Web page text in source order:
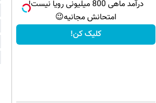
درآمد ماهی 800 میلیونی رویا نیست!
امتحانش مجانیه😉
کلیک کن!